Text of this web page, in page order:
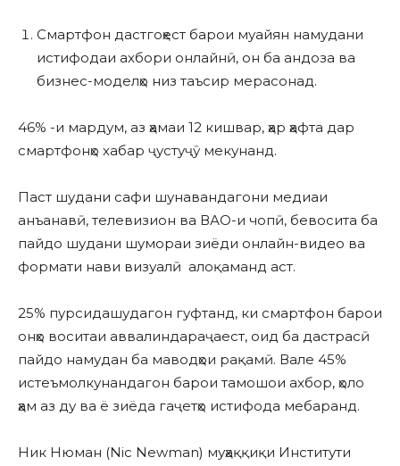
Смартфон дастгоҳест барои муайян намудани
истифодаи ахбори онлайнӣ, он ба андоза ва
бизнес-моделҳо низ таъсир мерасонад.
46% -и мардум, аз ҳамаи 12 кишвар, ҳар ҳафта дар
смартфонҳо хабар ҷустуҷӯ мекунанд.
Паст шудани сафи шунавандагони медиаи
анъанавӣ, телевизион ва ВАО-и чопӣ, бевосита ба
пайдо шудани шумораи зиёди онлайн-видео ва
формати нави визуалӣ алоқаманд аст.
25% пурсидашудагон гуфтанд, ки смартфон барои
онҳо воситаи аввалиндараҷаест, оид ба дастрасӣ
пайдо намудан ба маводҳои рақамӣ. Вале 45%
истеъмолкунандагон барои тамошои ахбор, ҳоло
ҳам аз ду ва ё зиёда гаҷетҳо истифода мебаранд.
Ник Нюман (Nic Newman) муҳаққиқи Институти